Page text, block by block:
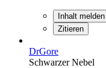
Inhalt melden
Zitieren
DrGore
Schwarzer Nebel